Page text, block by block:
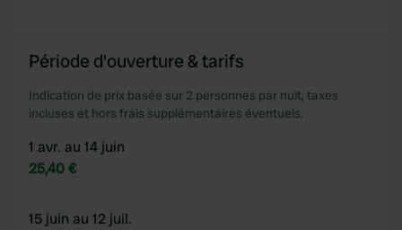
our social media, advertising and analytics partners who
provided to them or that they’ve collected from your use
of their services.
Période d'ouverture & tarifs
Indication de prix basée sur 2 personnes par nuit, taxes
incluses et hors frais supplémentaires éventuels.
1 avr. au 14 juin
25,40 €
15 juin au 12 juil.